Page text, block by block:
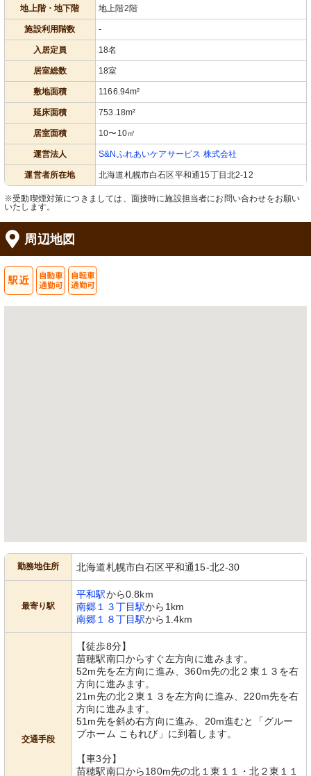
地上階・地下階 地上階2階
施設利用階数 -
入居定員 18名
居室総数 18室
敷地面積 1166.94m²
延床面積 753.18m²
居室面積 10〜10㎡
運営法人 S&Nふれあいケアサービス 株式会社
運営者所在地 北海道札幌市白石区平和通15丁目北2-12
※受動喫煙対策につきましては、面接時に施設担当者にお問い合わせをお願い
いたします。
周辺地図
勤務地住所 北海道札幌市白石区平和通15-北2-30
最寄り駅
平和駅から0.8km
南郷１３丁目駅から1km
南郷１８丁目駅から1.4km
交通手段
【徒歩8分】
苗穂駅南口からすぐ左方向に進みます。
52m先を左方向に進み、360m先の北２東１３を右
方向に進みます。
21m先の北２東１３を左方向に進み、220m先を右
方向に進みます。
51m先を斜め右方向に進み、20m進むと「グルー
プホーム こもれび」に到着します。
【車3分】
苗穂駅南口から180m先の北１東１１・北２東１１